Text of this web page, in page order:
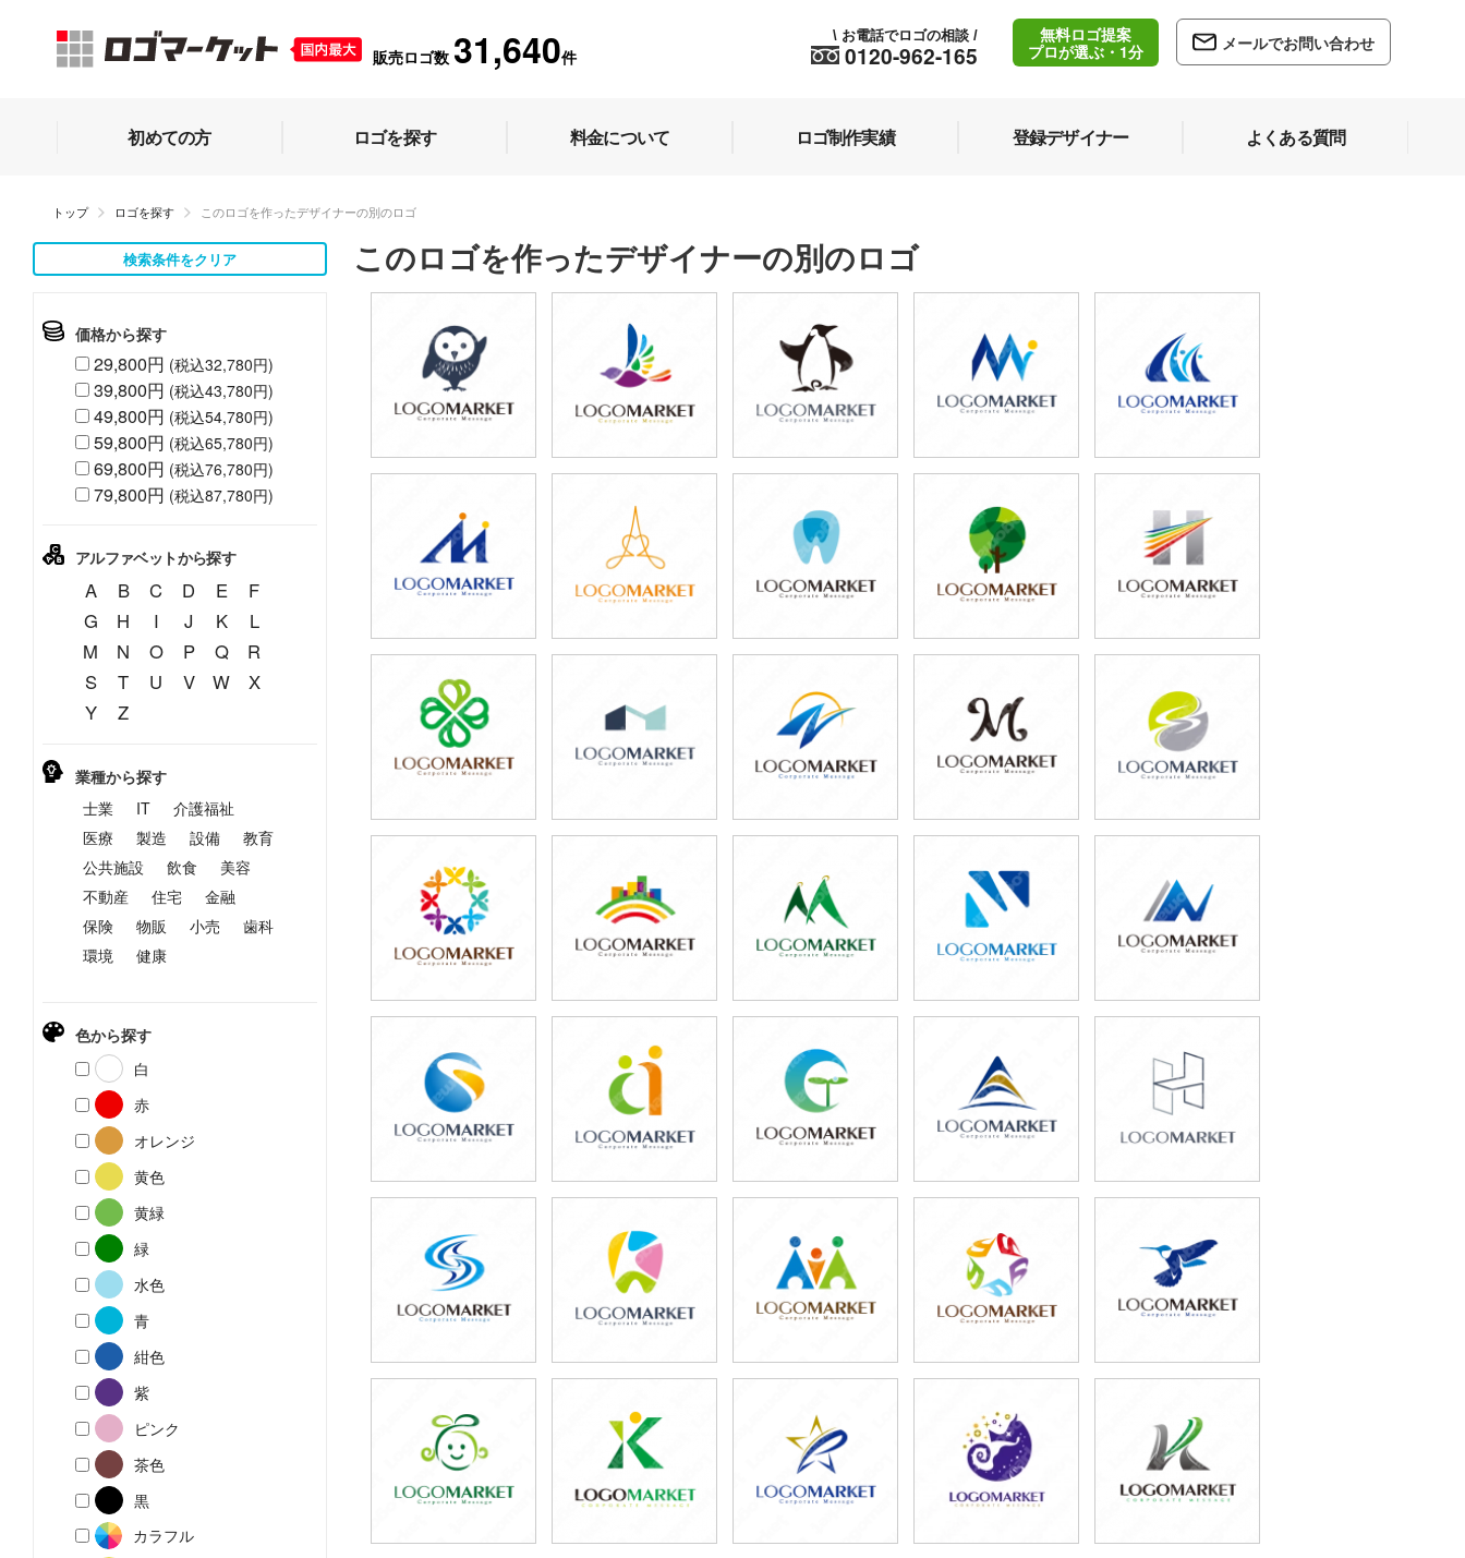
販売ロゴ数 31,640件 0120-962-165
\ お電話でロゴの相談 /
無料ロゴ提案
プロが選ぶ・1分
メールでお問い合わせ
初めての方 ロゴを探す 料金について ロゴ制作実績 登録デザイナー よくある質問
トップ ロゴを探す このロゴを作ったデザイナーの別のロゴ
検索条件をクリア
価格から探す
29,800円 (税込32,780円)
39,800円 (税込43,780円)
49,800円 (税込54,780円)
59,800円 (税込65,780円)
69,800円 (税込76,780円)
79,800円 (税込87,780円)
アルファベットから探す
A B C D E
F
G
H I J K
L
M
N O P Q
R
S
T U V W
X
Y
Z
業種から探す
士業
IT
介護福祉
医療
製造 設備
教育
公共施設
飲食
美容
不動産
住宅
金融
保険
物販 小売
歯科
環境
健康
色から探す
白
赤
オレンジ
黄色
黄緑
緑
水色
青
紺色
紫
ピンク
茶色
黒
カラフル
このロゴを作ったデザイナーの別のロゴ
79,800円
(税込87,780円)
59,800円
(税込65,780円)
79,800円
(税込87,780円)
59,800円
(税込65,780円)
59,800円
(税込65,780円)
59,800円
(税込65,780円) (税込87,780円)
59,800円
(税込65,780円)
69,800円
(税込76,780円)
59,800円
(税込65,780円)
49,800円
(税込54,780円)
59,800円
(税込65,780円)
49,800円
(税込54,780円)
59,800円
(税込65,780円)
49,800円
(税込54,780円)
59,800円
(税込65,780円)
79,800円
(税込87,780円)
59,800円
(税込65,780円)
59,800円
(税込65,780円)
49,800円
(税込54,780円)
59,800円
(税込65,780円)
59,800円
(税込65,780円)
69,800円
(税込76,780円)
59,800円
(税込65,780円)
69,800円
(税込76,780円)
59,800円
(税込65,780円)
59,800円
(税込65,780円)
69,800円
(税込76,780円)
49,800円
(税込54,780円)
59,800円
(税込65,780円)